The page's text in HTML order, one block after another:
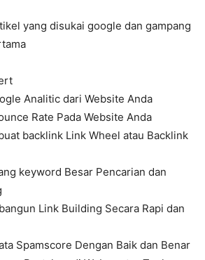
yang disukai google dan gampang
Analitic dari Website Anda
Rate Pada Website Anda
backlink Link Wheel atau Backlink
keyword Besar Pencarian dan
Link Building Secara Rapi dan
Spamscore Dengan Baik dan Benar